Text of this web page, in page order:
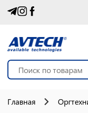
Главная